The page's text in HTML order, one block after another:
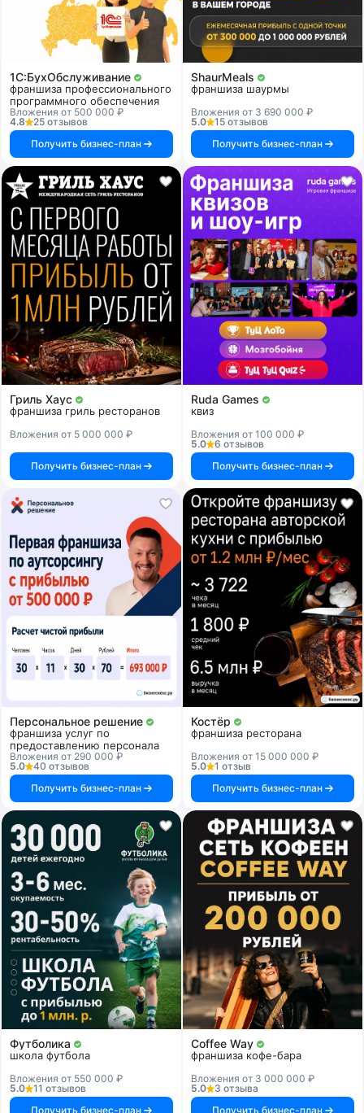
1C:БухОбслуживание
франшиза профессионального
программного обеспечения
Вложения от 500 000 ₽
4.8
25 отзывов
Получить бизнес-план
ShaurMeals
франшиза шаурмы
Вложения от 3 690 000 ₽
5.0
15 отзывов
Получить бизнес-план
Гриль Хаус
франшиза гриль ресторанов
Вложения от 5 000 000 ₽
Получить бизнес-план
Ruda Games
квиз
Вложения от 100 000 ₽
5.0
6 отзывов
Получить бизнес-план
Персональное решение
франшиза услуг по
предоставлению персонала
Вложения от 290 000 ₽
5.0
40 отзывов
Получить бизнес-план
Костёр
франшиза ресторана
Вложения от 15 000 000 ₽
5.0
1 отзыв
Получить бизнес-план
Футболика
школа футбола
Вложения от 550 000 ₽
5.0
11 отзывов
Получить бизнес-план
Coffee Way
франшиза кофе-бара
Вложения от 3 000 000 ₽
5.0
3 отзыва
Получить бизнес-план